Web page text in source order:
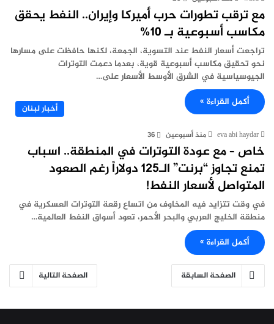
مع ترقب تطورات حرب أميركا وإيران.. النفط يحقق
مكاسب أسبوعية بـ 10%
تراجعت أسعار النفط عند التسوية، الجمعة، لكنها حافظت على مسارها
نحو تحقيق مكاسب أسبوعية قوية، بعدما دعمت التوترات
الجيوسياسية في الشرق الأوسط الأسعار على…
أكمل القراءة »
أخبار لبنان
eva abi haydar منذ أسبوعين 36
خاص – مع عودة التوترات في المنطقة.. اسباب
تمنع تجاوز “برنت” الـ125 دولاراً رغم الصعود
المتواصل لأسعار النفط!
في وقت تتزايد فيه المخاوف من اتساع رقعة التوترات العسكرية في
منطقة الخليج العربي والبحر الأحمر، تعود أسواق النفط العالمية…
أكمل القراءة »
الصفحة السابقة الصفحة التالية